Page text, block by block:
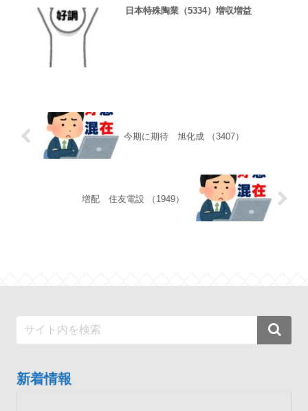
日本特殊陶業（5334）増収増益
今期に期待 旭化成 （3407）
増配 住友電設 （1949）
新着情報